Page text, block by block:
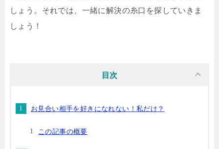
しょう。それでは、一緒に解決の糸口を探していきま
しょう！
目次
お見合い相手を好きになれない！私だけ？
この記事の概要